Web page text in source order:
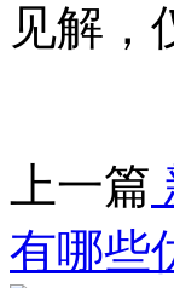
见解，
上一篇
有哪些